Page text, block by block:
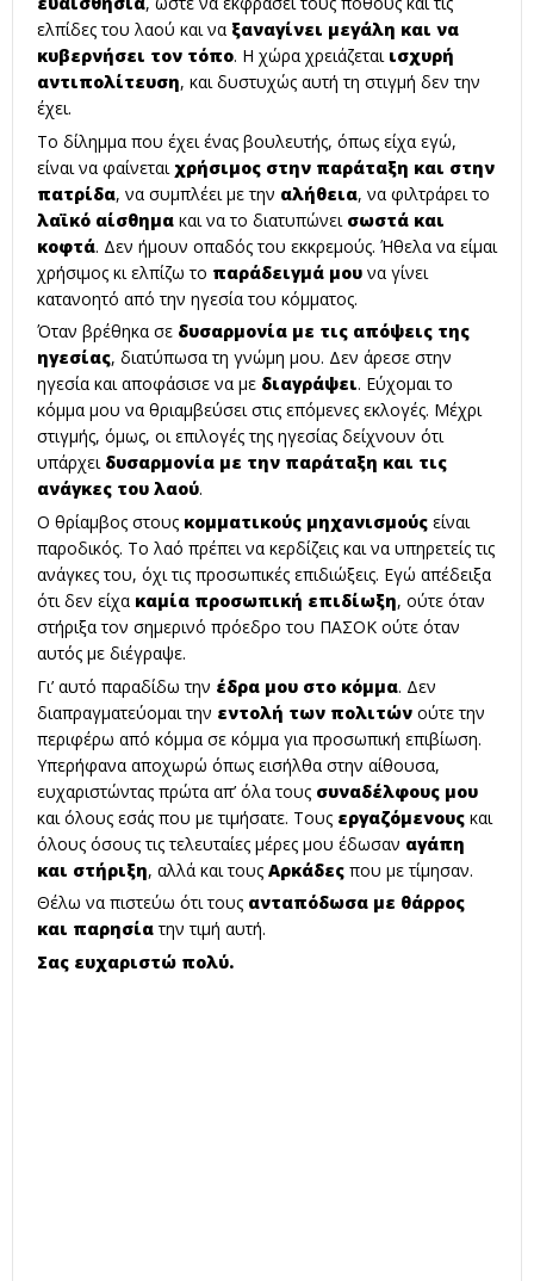
ελπίδες του λαού και να ξαναγίνει μεγάλη και να
κυβερνήσει τον τόπο. Η χώρα χρειάζεται ισχυρή
αντιπολίτευση, και δυστυχώς αυτή τη στιγμή δεν την
έχει.
Το δίλημμα που έχει ένας βουλευτής, όπως είχα εγώ,
είναι να φαίνεται χρήσιμος στην παράταξη και στην
πατρίδα, να συμπλέει με την αλήθεια, να φιλτράρει το
λαϊκό αίσθημα και να το διατυπώνει σωστά και
κοφτά. Δεν ήμουν οπαδός του εκκρεμούς. Ήθελα να είμαι
χρήσιμος κι ελπίζω το παράδειγμά μου να γίνει
κατανοητό από την ηγεσία του κόμματος.
Όταν βρέθηκα σε δυσαρμονία με τις απόψεις της
ηγεσίας, διατύπωσα τη γνώμη μου. Δεν άρεσε στην
ηγεσία και αποφάσισε να με διαγράψει. Εύχομαι το
κόμμα μου να θριαμβεύσει στις επόμενες εκλογές. Μέχρι
στιγμής, όμως, οι επιλογές της ηγεσίας δείχνουν ότι
υπάρχει δυσαρμονία με την παράταξη και τις
ανάγκες του λαού.
Ο θρίαμβος στους κομματικούς μηχανισμούς είναι
παροδικός. Το λαό πρέπει να κερδίζεις και να υπηρετείς τις
ανάγκες του, όχι τις προσωπικές επιδιώξεις. Εγώ απέδειξα
ότι δεν είχα καμία προσωπική επιδίωξη, ούτε όταν
στήριξα τον σημερινό πρόεδρο του ΠΑΣΟΚ ούτε όταν
αυτός με διέγραψε.
Γι’ αυτό παραδίδω την έδρα μου στο κόμμα. Δεν
διαπραγματεύομαι την εντολή των πολιτών ούτε την
περιφέρω από κόμμα σε κόμμα για προσωπική επιβίωση.
Υπερήφανα αποχωρώ όπως εισήλθα στην αίθουσα,
ευχαριστώντας πρώτα απ’ όλα τους συναδέλφους μου
και όλους εσάς που με τιμήσατε. Τους εργαζόμενους και
όλους όσους τις τελευταίες μέρες μου έδωσαν αγάπη
και στήριξη, αλλά και τους Αρκάδες που με τίμησαν.
Θέλω να πιστεύω ότι τους ανταπόδωσα με θάρρος
και παρησίατην τιμή αυτή.
Σας ευχαριστώ πολύ.